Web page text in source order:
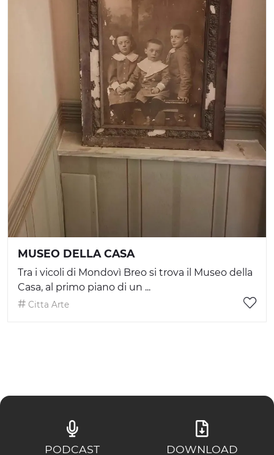
MUSEO DELLA CASA
Tra i vicoli di Mondovì Breo si trova il Museo della
Casa, al primo piano di un ...
Citta Arte
PODCAST DOWNLOAD